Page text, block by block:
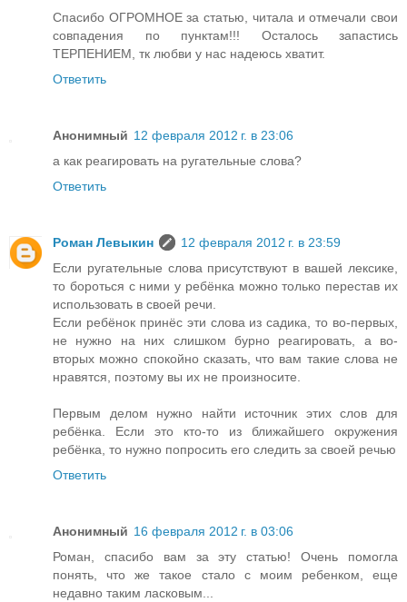
Спасибо ОГРОМНОЕ за статью, читала и отмечали свои
совпадения по пунктам!!! Осталось запастись
ТЕРПЕНИЕМ, тк любви у нас надеюсь хватит.
Ответить
Анонимный 12 февраля 2012 г. в 23:06
а как реагировать на ругательные слова?
Ответить
Роман Левыкин
12 февраля 2012 г. в 23:59
Если ругательные слова присутствуют в вашей лексике,
то бороться с ними у ребёнка можно только перестав их
использовать в своей речи.
Если ребёнок принёс эти слова из садика, то во-первых,
не нужно на них слишком бурно реагировать, а во-
вторых можно спокойно сказать, что вам такие слова не
нравятся, поэтому вы их не произносите.
Первым делом нужно найти источник этих слов для
ребёнка. Если это кто-то из ближайшего окружения
ребёнка, то нужно попросить его следить за своей речью
Ответить
Анонимный 16 февраля 2012 г. в 03:06
Роман, спасибо вам за эту статью! Очень помогла
понять, что же такое стало с моим ребенком, еще
недавно таким ласковым...